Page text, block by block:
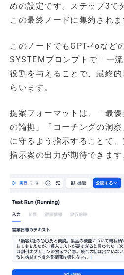
めの設定です。ステップ3で
この最終ノードに集約されま
このノードでもGPT-4oなど
SYSTEMプロンプトで「一
役割を与えることで、最終
らいます。
提案フォーマットは、「最
の論拠」「コーチングの洞
に守るよう指示することで
指示案の出力が期待できます